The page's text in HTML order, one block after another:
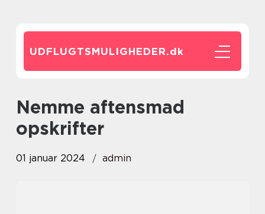
UDFLUGTSMULIGHEDER.dk
nemme aftensmad
opskrifter
01 januar 2024 admin